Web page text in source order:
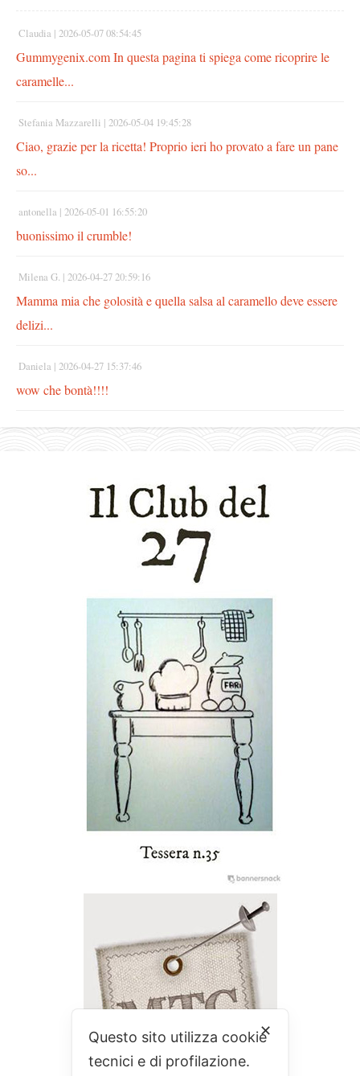
Claudia | 2026-05-07 08:54:45
Gummygenix.com In questa pagina ti spiega come ricoprire le
caramelle...
Stefania Mazzarelli | 2026-05-04 19:45:28
Ciao, grazie per la ricetta! Proprio ieri ho provato a fare un pane
so...
antonella | 2026-05-01 16:55:20
buonissimo il crumble!
Milena G. | 2026-04-27 20:59:16
Mamma mia che golosità e quella salsa al caramello deve essere
delizi...
Daniela | 2026-04-27 15:37:46
wow che bontà!!!!
✕
Questo sito utilizza cookie
tecnici e di profilazione.